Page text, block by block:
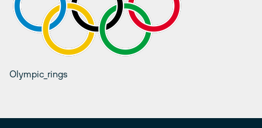
Olympic_rings